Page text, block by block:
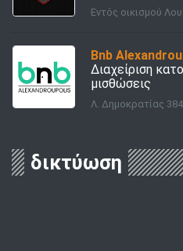
Εντός οικισμού
Bnb
Διαχείριση
μισθώσεις
Λ. Δημοκρατίας 384
δικτύωση